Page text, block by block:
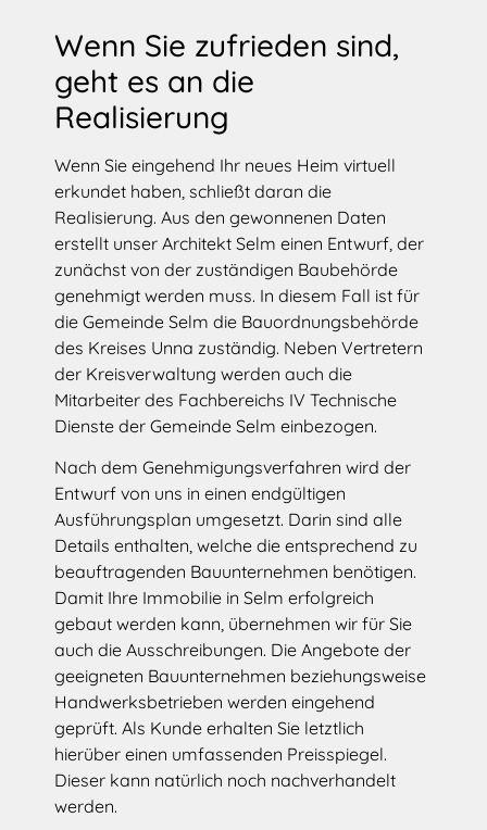
Wenn Sie zufrieden sind,
geht es an die
Realisierung
Wenn Sie eingehend Ihr neues Heim virtuell
erkundet haben, schließt daran die
Realisierung. Aus den gewonnenen Daten
erstellt unser Architekt Selm einen Entwurf, der
zunächst von der zuständigen Baubehörde
genehmigt werden muss. In diesem Fall ist für
die Gemeinde Selm die Bauordnungsbehörde
des Kreises Unna zuständig. Neben Vertretern
der Kreisverwaltung werden auch die
Mitarbeiter des Fachbereichs IV Technische
Dienste der Gemeinde Selm einbezogen.
Nach dem Genehmigungsverfahren wird der
Entwurf von uns in einen endgültigen
Ausführungsplan umgesetzt. Darin sind alle
Details enthalten, welche die entsprechend zu
beauftragenden Bauunternehmen benötigen.
Damit Ihre Immobilie in Selm erfolgreich
gebaut werden kann, übernehmen wir für Sie
auch die Ausschreibungen. Die Angebote der
geeigneten Bauunternehmen beziehungsweise
Handwerksbetrieben werden eingehend
geprüft. Als Kunde erhalten Sie letztlich
hierüber einen umfassenden Preisspiegel.
Dieser kann natürlich noch nachverhandelt
werden.